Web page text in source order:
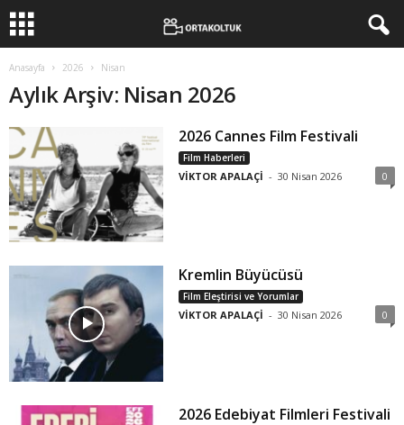
Anasayfa 2026 Nisan
Aylık Arşiv: Nisan 2026
2026 Cannes Film Festivali
Film Haberleri
VİKTOR APALAÇİ - 30 Nisan 2026 0
Kremlin Büyücüsü
Film Eleştirisi ve Yorumlar
VİKTOR APALAÇİ - 30 Nisan 2026 0
2026 Edebiyat Filmleri Festivali